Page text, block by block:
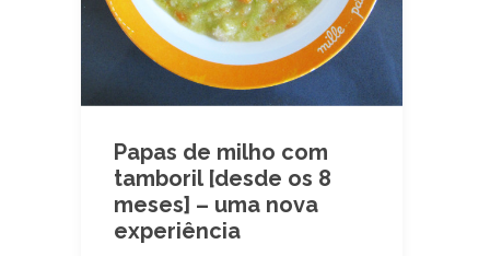
Papas de milho com
tamboril [desde os 8
meses] – uma nova
experiência